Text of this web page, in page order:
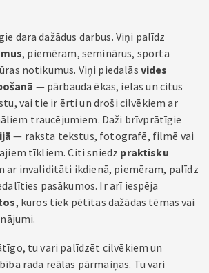
dara dažādus darbus. Viņi palīdz
, piemēram, seminārus, sporta
notikumus. Viņi piedalās vides
— pārbauda ēkas, ielas un citus
vai tie ir ērti un droši cilvēkiem ar
traucējumiem. Daži brīvprātīgie
— raksta tekstus, fotografē, filmē vai
tīkliem. Citi sniedz praktisku
ar invaliditāti ikdienā, piemēram, palīdz
pasākumos. Ir arī iespēja
, kuros tiek pētītas dažādas tēmas vai
tu vari palīdzēt cilvēkiem un
rada reālas pārmaiņas. Tu vari